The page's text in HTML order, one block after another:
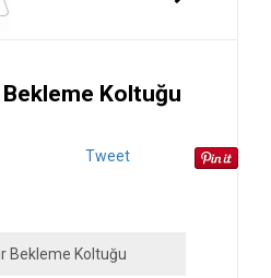
Koltuğu
Tweet